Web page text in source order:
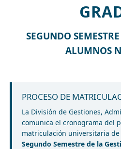
SEGUNDO
ALUMNOS
PROCESO DE
La División de Gestiones,
comunica el cronograma del
matriculación universitaria
Segundo Semestre de la